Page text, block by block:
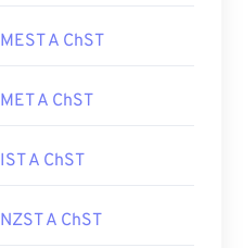
MEST A ChST
MET A ChST
IST A ChST
NZST A ChST